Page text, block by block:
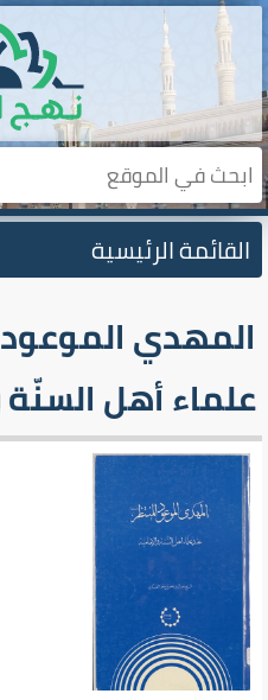
القائمة الرئيسية
المهدي
علماء أهل السنّة